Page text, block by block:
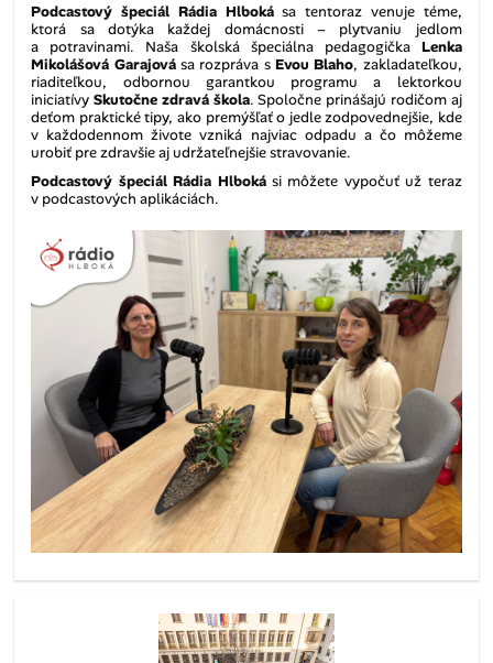
Podcastový špeciál Rádia Hlboká sa tentoraz venuje téme,
ktorá sa dotýka každej domácnosti – plytvaniu jedlom
a potravinami. Naša školská špeciálna pedagogička
Lenka
Mikolášová Garajová sa rozpráva s Evou Blaho, zakladateľkou,
riaditeľkou, odbornou garantkou programu a lektorkou
iniciatívy Skutočne zdravá škola. Spoločne prinášajú rodičom aj
deťom praktické tipy, ako premýšľať o jedle zodpovednejšie, kde
v každodennom živote vzniká najviac odpadu a čo môžeme
urobiť pre zdravšie aj udržateľnejšie stravovanie.
Podcastový špeciál Rádia Hlbokási môžete vypočuť už teraz
v podcastových aplikáciách.